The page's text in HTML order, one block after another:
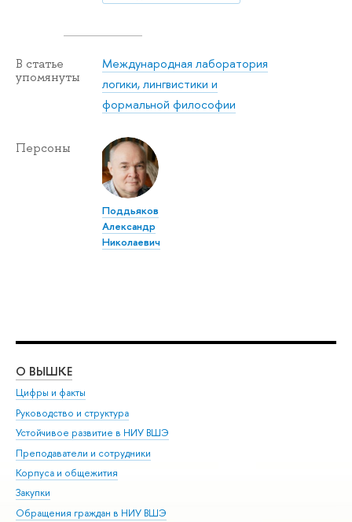
В статье
упомянуты
Международная лаборатория
логики, лингвистики и
формальной философии
Персоны
Поддьяков
Александр
Николаевич
О ВЫШКЕ
Цифры и факты
Руководство и структура
Устойчивое развитие в НИУ ВШЭ
Преподаватели и сотрудники
Корпуса и общежития
Закупки
Обращения граждан в НИУ ВШЭ